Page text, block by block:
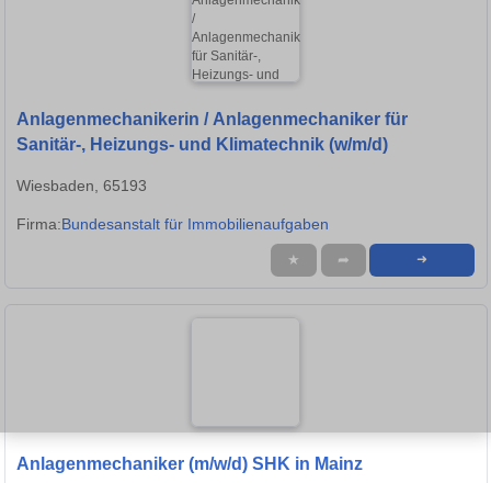
Anlagenmechanikerin / Anlagenmechaniker für
Sanitär-, Heizungs- und Klimatechnik (w/m/d)
Wiesbaden, 65193
Firma:Bundesanstalt für Immobilienaufgaben
★ ➦ ➜
Anlagenmechaniker (m/w/d) SHK in Mainz